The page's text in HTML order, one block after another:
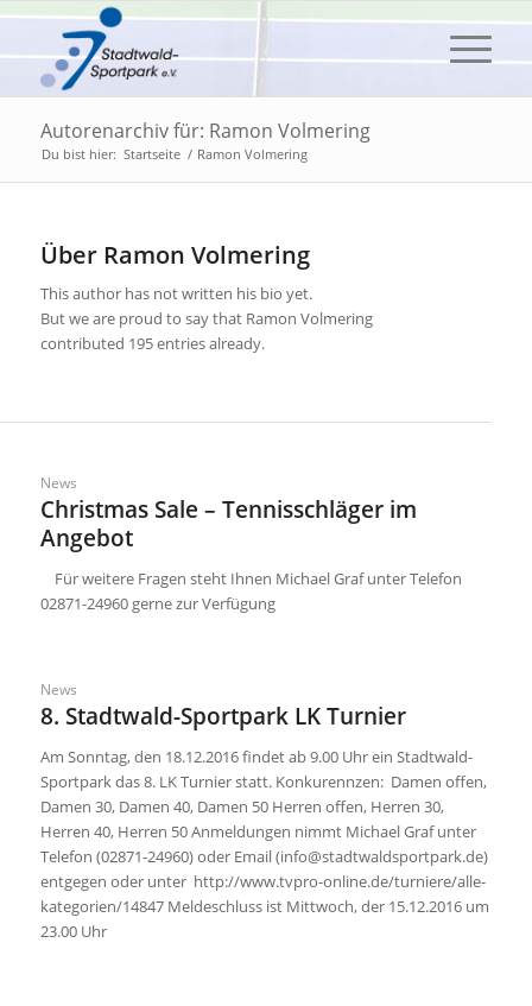
Autorenarchiv für: Ramon Volmering
Du bist hier: Startseite / Ramon Volmering
Über Ramon Volmering
This author has not written his bio yet.
But we are proud to say that Ramon Volmering
contributed 195 entries already.
News
Christmas Sale – Tennisschläger im
Angebot
Für weitere Fragen steht Ihnen Michael Graf unter Telefon
02871-24960 gerne zur Verfügung
News
8. Stadtwald-Sportpark LK Turnier
Am Sonntag, den 18.12.2016 findet ab 9.00 Uhr ein Stadtwald-
Sportpark das 8. LK Turnier statt. Konkurennzen: Damen offen,
Damen 30, Damen 40, Damen 50 Herren offen, Herren 30,
Herren 40, Herren 50 Anmeldungen nimmt Michael Graf unter
Telefon (02871-24960) oder Email (info@stadtwaldsportpark.de)
entgegen oder unter http://www.tvpro-online.de/turniere/alle-
kategorien/14847 Meldeschluss ist Mittwoch, der 15.12.2016 um
23.00 Uhr